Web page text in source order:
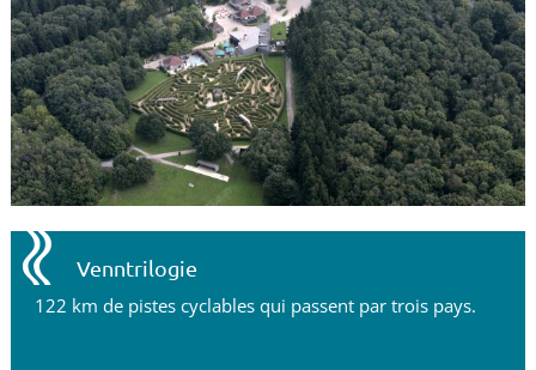
Venntrilogie
122 km de pistes cyclables qui passent par trois pays.